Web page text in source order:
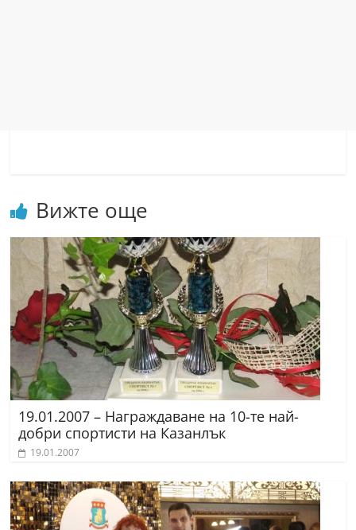
Вижте още
19.01.2007 – Награждаване на 10-те най-
добри спортисти на Казанлък
19.01.2007